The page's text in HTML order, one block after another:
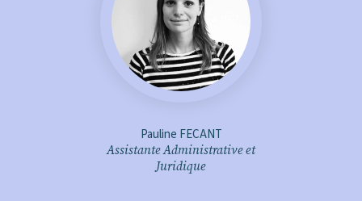
Pauline FECANT
Assistante Administrative et
Juridique